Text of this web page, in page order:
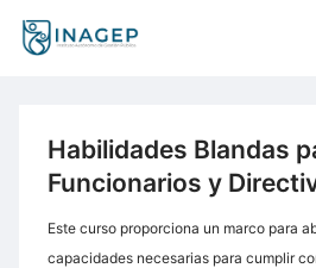
Habilidades Blandas
Funcionarios y
Este curso proporciona un marco para
capacidades necesarias para cumplir